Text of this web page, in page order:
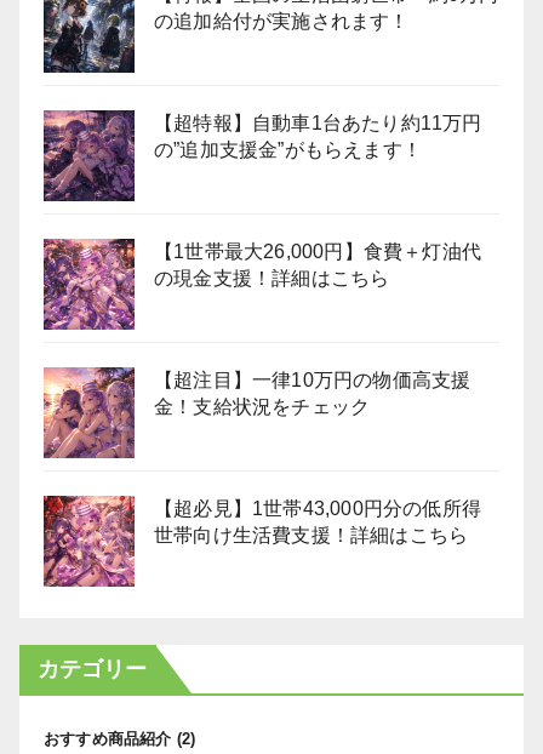
の追加給付が実施されます！
【超特報】自動車1台あたり約11万円
の”追加支援金”がもらえます！
【1世帯最大26,000円】食費＋灯油代
の現金支援！詳細はこちら
【超注目】一律10万円の物価高支援
金！支給状況をチェック
【超必見】1世帯43,000円分の低所得
世帯向け生活費支援！詳細はこちら
カテゴリー
おすすめ商品紹介 (2)